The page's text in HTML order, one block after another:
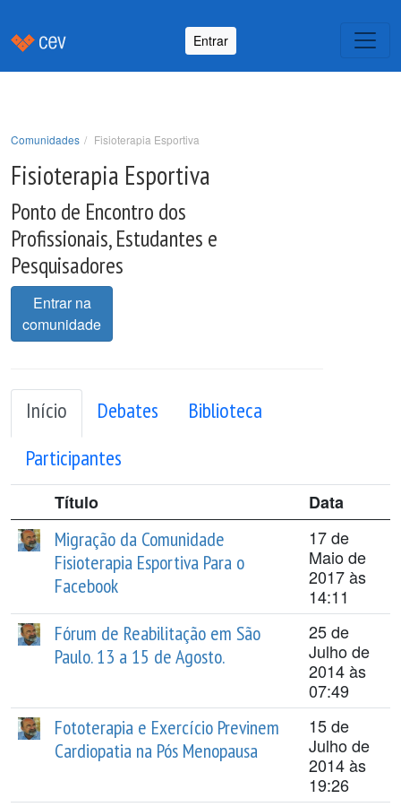
Entrar
Comunidades Fisioterapia Esportiva
Fisioterapia Esportiva
Ponto de Encontro dos
Profissionais, Estudantes e
Pesquisadores
Entrar na
comunidade
Início Debates
Biblioteca
Participantes
Título Data
Migração da Comunidade
Fisioterapia Esportiva Para o
Facebook
17 de
Maio de
2017 às
14:11
Fórum de Reabilitação em São
Paulo. 13 a 15 de Agosto.
25 de
Julho de
2014 às
07:49
Fototerapia e Exercício Previnem
Cardiopatia na Pós Menopausa
15 de
Julho de
2014 às
19:26